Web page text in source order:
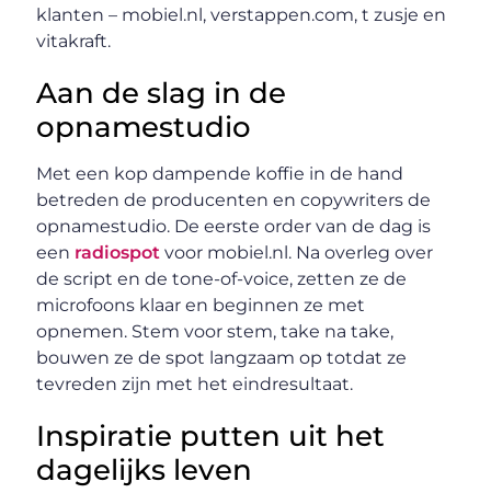
klanten – mobiel.nl, verstappen.com, t zusje en
vitakraft.
Aan de slag in de
opnamestudio
Met een kop dampende koffie in de hand
betreden de producenten en copywriters de
opnamestudio. De eerste order van de dag is
een radiospot voor mobiel.nl. Na overleg over
de script en de tone-of-voice, zetten ze de
microfoons klaar en beginnen ze met
opnemen. Stem voor stem, take na take,
bouwen ze de spot langzaam op totdat ze
tevreden zijn met het eindresultaat.
Inspiratie putten uit het
dagelijks leven